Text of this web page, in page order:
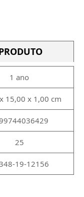
1 ano
15,00 x 1,00 cm
25
19-12156